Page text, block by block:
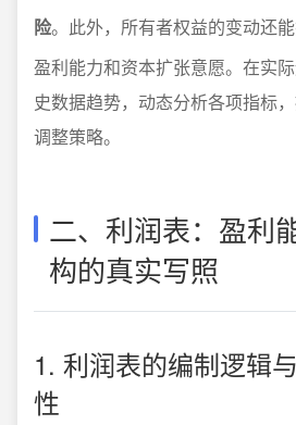
险。此外，所有者权益的变动还
盈利能力和资本扩张意愿。在实
史数据趋势，动态分析各项指标
调整策略。
二、利润表：盈利
构的真实写照
1. 利润表的编制逻辑
性